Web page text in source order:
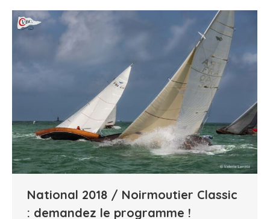
National 2018 / Noirmoutier Classic
: demandez le programme !